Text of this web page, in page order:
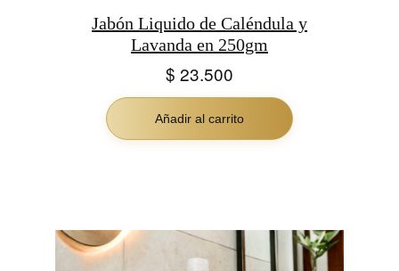
Jabón Liquido de Caléndula y
Lavanda en 250gm
$ 23.500
Añadir al carrito